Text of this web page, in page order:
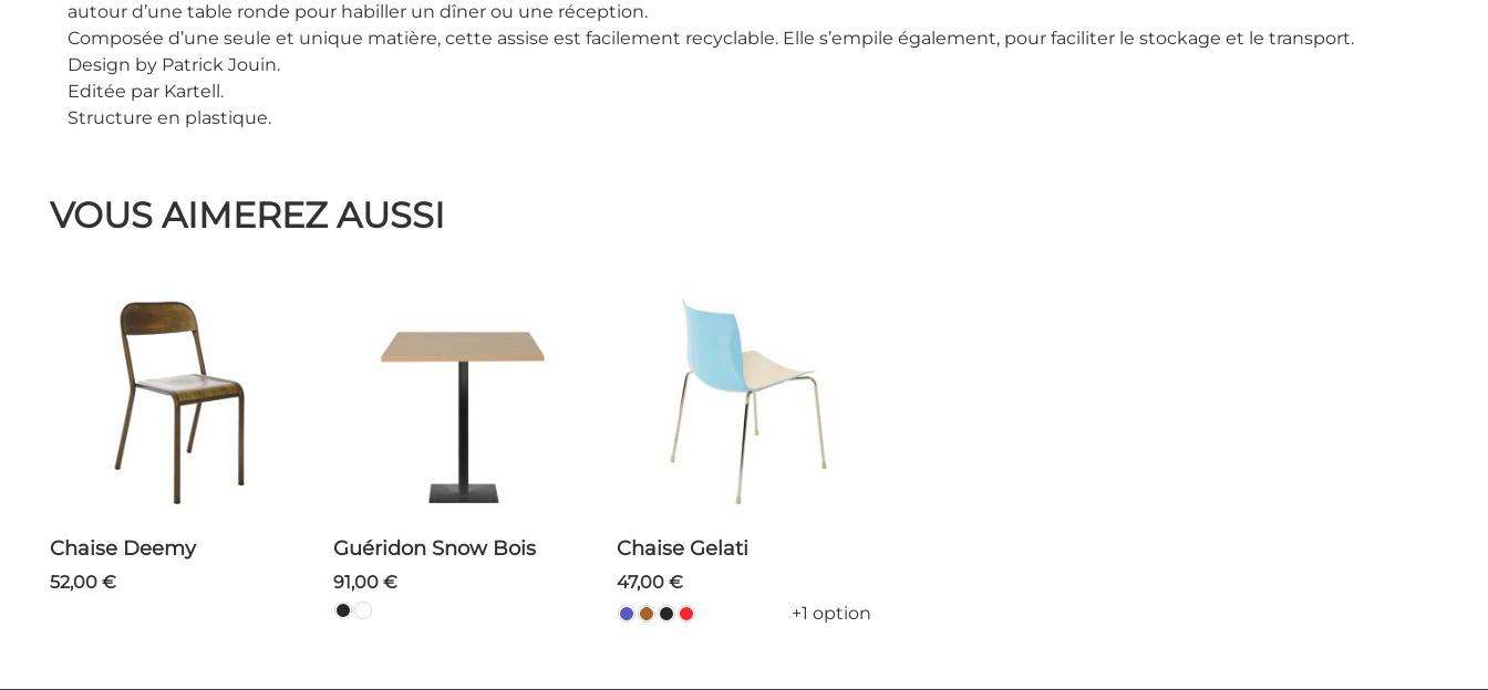
autour d’une table ronde pour habiller un dîner ou une réception.
Composée d’une seule et unique matière, cette assise est facilement recyclable. Elle s’empile également, pour faciliter le stockage et le transport.
Design by Patrick Jouin.
Editée par Kartell.
Structure en plastique.
VOUS AIMEREZ AUSSI
Chaise Deemy
52,00 €
Guéridon Snow Bois
91,00 €
Chaise Gelati
47,00 €
+1 option